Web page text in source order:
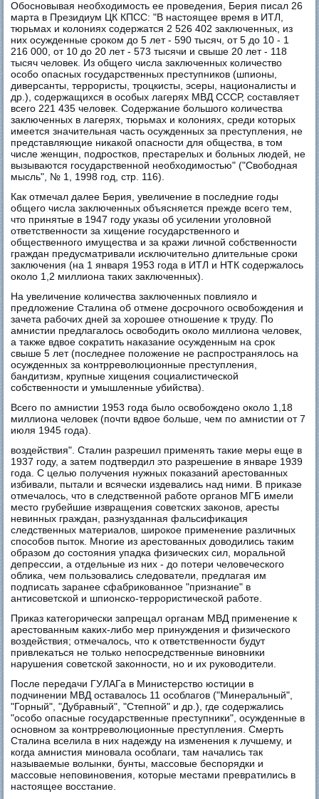
Обосновывая необходимость ее проведения, Берия писал 26
марта в Президиум ЦК КПСС: "В настоящее время в ИТЛ,
тюрьмах и колониях содержатся 2 526 402 заключенных, из
них осужденные сроком до 5 лет - 590 тысяч, от 5 до 10 - 1
216 000, от 10 до 20 лет - 573 тысячи и свыше 20 лет - 118
тысяч человек. Из общего числа заключенных количество
особо опасных государственных преступников (шпионы,
диверсанты, террористы, троцкисты, эсеры, националисты и
др.), содержащихся в особых лагерях МВД СССР, составляет
всего 221 435 человек. Содержание большого количества
заключенных в лагерях, тюрьмах и колониях, среди которых
имеется значительная часть осужденных за преступления, не
представляющие никакой опасности для общества, в том
числе женщин, подростков, престарелых и больных людей, не
вызываются государственной необходимостью" ("Свободная
мысль", № 1, 1998 год, стр. 116).
Как отмечал далее Берия, увеличение в последние годы
общего числа заключенных объясняется прежде всего тем,
что принятые в 1947 году указы об усилении уголовной
ответственности за хищение государственного и
общественного имущества и за кражи личной собственности
граждан предусматривали исключительно длительные сроки
заключения (на 1 января 1953 года в ИТЛ и НТК содержалось
около 1,2 миллиона таких заключенных).
На увеличение количества заключенных повлияло и
предложение Сталина об отмене досрочного освобождения и
зачета рабочих дней за хорошее отношение к труду. По
амнистии предлагалось освободить около миллиона человек,
а также вдвое сократить наказание осужденным на срок
свыше 5 лет (последнее положение не распространялось на
осужденных за контрреволюционные преступления,
бандитизм, крупные хищения социалистической
собственности и умышленные убийства).
Всего по амнистии 1953 года было освобождено около 1,18
миллиона человек (почти вдвое больше, чем по амнистии от 7
июля 1945 года).
воздействия". Сталин разрешил применять такие меры еще в
1937 году, а затем подтвердил это разрешение в январе 1939
года. С целью получения нужных показаний арестованных
избивали, пытали и всячески издевались над ними. В приказе
отмечалось, что в следственной работе органов МГБ имели
место грубейшие извращения советских законов, аресты
невинных граждан, разнузданная фальсификация
следственных материалов, широкое применение различных
способов пыток. Многие из арестованных доводились таким
образом до состояния упадка физических сил, моральной
депрессии, а отдельные из них - до потери человеческого
облика, чем пользовались следователи, предлагая им
подписать заранее сфабрикованное "признание" в
антисоветской и шпионско-террористической работе.
Приказ категорически запрещал органам МВД применение к
арестованным каких-либо мер принуждения и физического
воздействия; отмечалось, что к ответственности будут
привлекаться не только непосредственные виновники
нарушения советской законности, но и их руководители.
После передачи ГУЛАГа в Министерство юстиции в
подчинении МВД оставалось 11 особлагов ("Минеральный",
"Горный", "Дубравный", "Степной" и др.), где содержались
"особо опасные государственные преступники", осужденные в
основном за контрреволюционные преступления. Смерть
Сталина вселила в них надежду на изменения к лучшему, и
когда амнистия миновала особлаги, там начались так
называемые волынки, бунты, массовые беспорядки и
массовые неповиновения, которые местами превратились в
настоящее восстание.